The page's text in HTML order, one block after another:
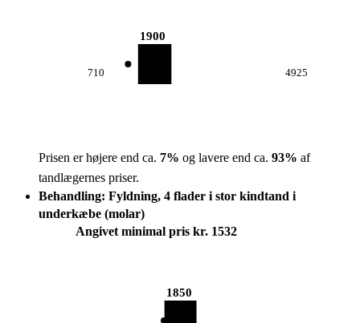
710
1900
4925
Prisen er højere end ca. 7% og lavere end ca. 93% af
tandlægernes priser.
Behandling: Fyldning, 4 flader i stor kindtand i
underkæbe (molar)
Angivet minimal pris kr. 1532
1850